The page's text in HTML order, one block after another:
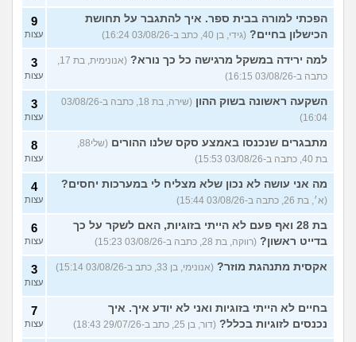
הפכתי למורה בבית ספר. איך להתגבר על תחושת
הכישלון בחיים? (גידי, בן 40, כתב ב-03/08/26 16:24)
9
עצות
למה ירידה במשקל מרגישה כל כך נורא?
כתבה ב-03/08/26 16:15)
3
עצות
השקעה ראשונה בשוק ההון
(שירה, בת 18, כתבה ב-03/08/26
16:04)
3
עצות
מתבגרים שנכנסו באמצע סקס שלנו ההורים
בת 40, כתבה ב-03/08/26 15:53)
8
עצות
מה אני עושה לא נכון שלא מצליח לי במערכות יחסים?
(א׳, בת 26, כתבה ב-03/08/26 15:44)
4
עצות
בת 28 ואף פעם לא הייתי בזוגיות, האם לשקר על כך
בדייט ראשון? (רווקה, בת 28, כתבה ב-03/08/26 15:23)
6
עצות
אקסית מתנהגת מוזר? (אנונימי, בן 33, כתב ב-03/08/26 15:14) 3
עצות
בחיים לא הייתי בזוגיות ואני לא יודע איך. איך
נכנסים לזוגיות בכלל? (דור, בן 25, כתב ב-29/07/26 18:43)
7
עצות